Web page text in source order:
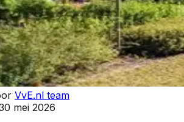
VvE.nl team
mei 2026